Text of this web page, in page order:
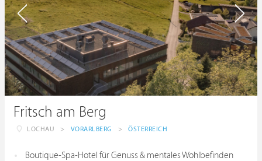
Fritsch am Berg
LOCHAU > VORARLBERG > ÖSTERREICH
Boutique-Spa-Hotel für Genuss & mentales Wohlbefinden